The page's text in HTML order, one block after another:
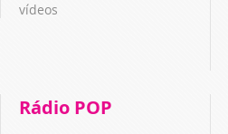
vídeos
Rádio POP